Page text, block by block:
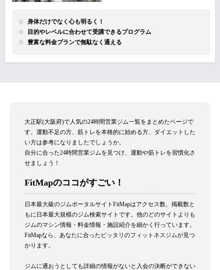
身体だけでなく心も明るく！
目的やレベルに合わせて受講できるプログラム
豊富な料金プランで無駄なく通える
大正駅(大阪府)で人気の24時間営業ジム一覧をまとめたページで
す。運動不足の方、筋トレを本格的に始める方、ダイエットした
い方は参考になりましたでしょうか。
自分に合った24時間営業ジムを見つけ、運動や筋トレを習慣化さ
せましょう！
FitMapのココがすごい！
日本最大級のジムポータルサイトFitMapはアクセス数、掲載数と
もに日本最大規模のジム検索サイトです。他のどのサイトよりも
ジムのマシン情報・料金情報・施設紹介を細かく行っています。
FitMapなら、あなたに合ったピッタリのフィットネスジムが見つ
かります。
ジムに通おうとしても詳細の情報がないと入会の決断ができない